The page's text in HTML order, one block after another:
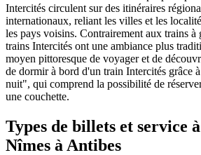
Intercités circulent sur des itinéraires
internationaux, reliant les villes et les
les pays voisins. Contrairement aux trains à
trains Intercités ont une ambiance plus
moyen pittoresque de voyager et de
de dormir à bord d'un train Intercités grâce
nuit", qui comprend la possibilité de
une couchette.
Types de billets et service
Nîmes à Antibes